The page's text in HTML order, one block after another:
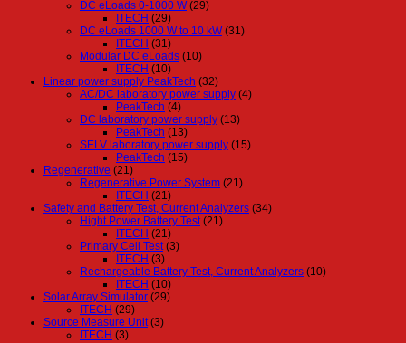
DC eLoads 0-1000 W (29)
ITECH (29)
DC eLoads 1000 W to 10 kW (31)
ITECH (31)
Modular DC eLoads (10)
ITECH (10)
Linear power supply PeakTech (32)
AC/DC laboratory power supply (4)
PeakTech (4)
DC laboratory power supply (13)
PeakTech (13)
SELV laboratory power supply (15)
PeakTech (15)
Regenerative (21)
Regenerative Power System (21)
ITECH (21)
Safety and Battery Test, Current Analyzers (34)
Hight Power Battery Test (21)
ITECH (21)
Primary Cell Test (3)
ITECH (3)
Rechargeable Battery Test, Current Analyzers (10)
ITECH (10)
Solar Array Simulator (29)
ITECH (29)
Source Measure Unit (3)
ITECH (3)